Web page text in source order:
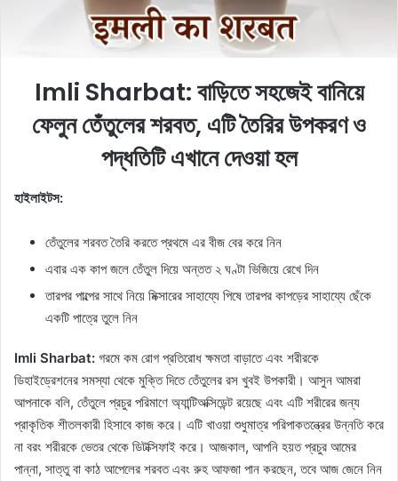
i
Imli Sharbat: বাড়িতে সহজেই বানিয়ে
ফেলুন তেঁতুলের শরবত, এটি তৈরির উপকরণ ও
পদ্ধতিটি এখানে দেওয়া হল
হাইলাইটস:
তেঁতুলের শরবত তৈরি করতে প্রথমে এর বীজ বের করে নিন
এবার এক কাপ জলে তেঁতুল দিয়ে অন্তত ২ ঘণ্টা ভিজিয়ে রেখে দিন
তারপর পাল্পের সাথে নিয়ে মিক্সারের সাহায্যে পিষে তারপর কাপড়ের সাহায্যে ছেঁকে
একটি পাত্রে তুলে নিন
Imli Sharbat: গরমে কম রোগ প্রতিরোধ ক্ষমতা বাড়াতে এবং শরীরকে
ডিহাইড্রেশনের সমস্যা থেকে মুক্তি দিতে তেঁতুলের রস খুবই উপকারী। আসুন আমরা
আপনাকে বলি, তেঁতুলে প্রচুর পরিমাণে অ্যান্টিঅক্সিডেন্ট রয়েছে এবং এটি শরীরের জন্য
প্রাকৃতিক শীতলকারী হিসাবে কাজ করে। এটি খাওয়া শুধুমাত্র পরিপাকতন্ত্রের উন্নতি করে
না বরং শরীরকে ভেতর থেকে ডিটক্সিফাই করে। আজকাল, আপনি হয়ত প্রচুর আমের
পান্না, সাত্তু বা কাঠ আপেলের শরবত এবং রুহ আফজা পান করছেন, তবে আজ জেনে নিন